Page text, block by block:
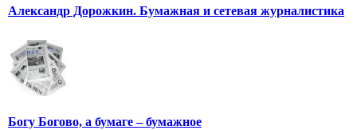
Александр Дорожкин. Бумажная и сетевая журналистика
Богу Богово, а бумаге – бумажное